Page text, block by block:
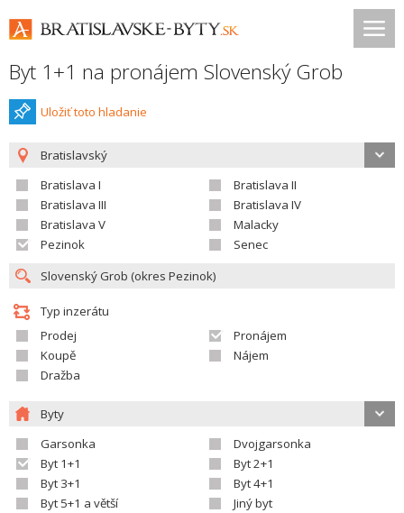
Byt 1+1 na pronájem Slovenský Grob
Uložiť toto hladanie
Bratislavský
Bratislava I
Bratislava II
Bratislava III
Bratislava IV
Bratislava V
Malacky
Pezinok
Senec
Typ inzerátu
Prodej
Pronájem
Koupě
Nájem
Dražba
Byty
Garsonka
Dvojgarsonka
Byt 1+1
Byt 2+1
Byt 3+1
Byt 4+1
Byt 5+1 a větší
Jiný byt